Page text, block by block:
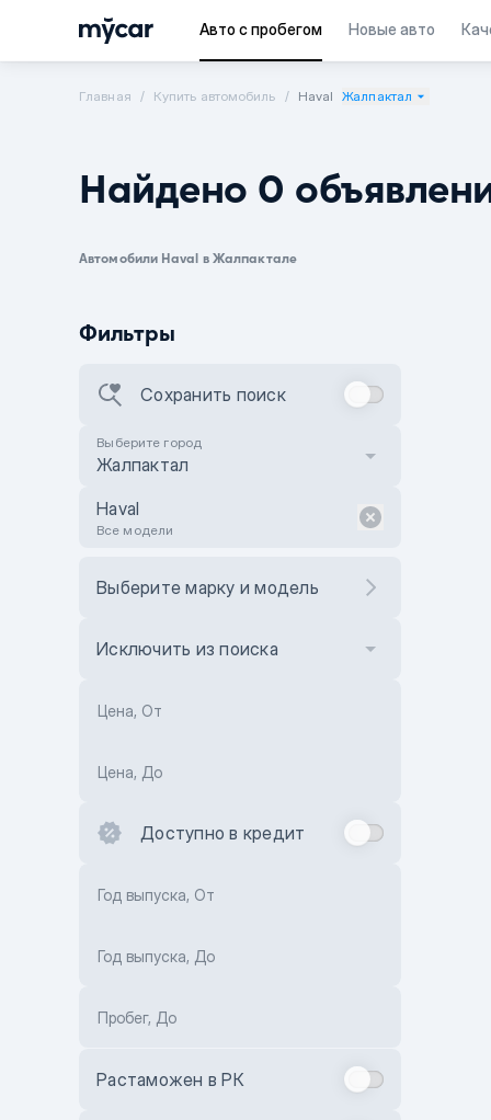
Авто с пробегом Новые авто
Главная Купить автомобиль Haval Жалпактал
Найдено 0
Автомобили Haval в Жалпактале
Фильтры
Сохранить поиск
Выберите город
Жалпактал
Haval
Все модели
Выберите марку и модель
Исключить из поиска
Цена, От
Цена, До
Доступно в кредит
Год выпуска, От
Год выпуска, До
Пробег, До
Растаможен в РК